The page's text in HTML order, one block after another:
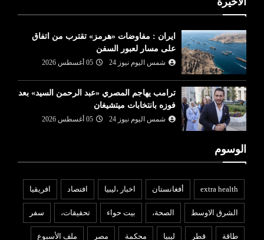
ايران : مفاوضات «هرمز» تقترب من اتفاق
على مسار لعبور السفن
شمس اليوم نيوز 24 05 أغسطس 2026
ترامب يهاجم المصري «عبد الرحمن السيد» بعد
فوزه بانتخابات ميتشيغان
شمس اليوم نيوز 24 05 أغسطس 2026
الوسوم
extra health أفغانستان اخبار ،ليبيا افتصاد افريقيا
الشرق الاوسط الصحة، بيت حواء تحقيقات، سفر
طاقة قطر ليبيا محكمة مصر ملف الأسبوع